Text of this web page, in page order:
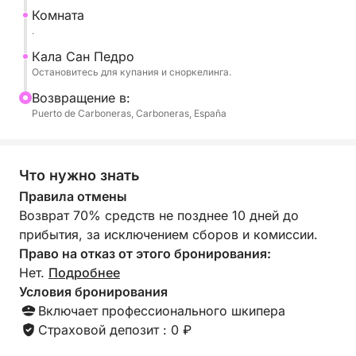
захватывающими подводными пейзажами. Под
морскую экосистему с разнообразными рыбами,
плавающими среди знаменитых зарослей
морской травы Posidonia в природном парке.
откуда открываются панорамные виды на
побережье.
Комната
.
Кала Сан Педро
Остановитесь для купания и сноркелинга.
Bозвращение в:
Puerto de Carboneras, Carboneras, España
Что нужно знать
Правила отмены
Возврат 70% средств не позднее 10 дней до
прибытия, за исключением сборов и комиссии.
Право на отказ от этого бронирования:
Нет. Подробнее
Условия бронирования
Включает профессионального шкипера
Страховой депозит : 0 ₽